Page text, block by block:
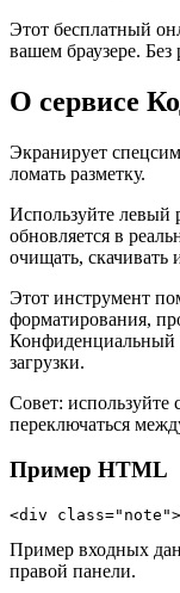
Этот бесплатный
вашем браузере. Без
О сервисе
Экранирует
ломать разметку.
Используйте левый
обновляется в
очищать, скачивать
Этот инструмент
форматирования,
Конфиденциальный
загрузки.
Совет: используйте
переключаться
Пример HTML
<div
Пример входных
правой панели.